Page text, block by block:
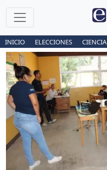
INICIO ELECCIONES CIENCIA